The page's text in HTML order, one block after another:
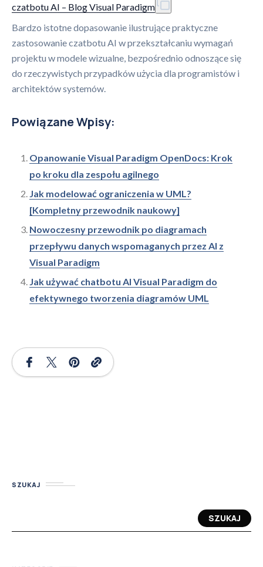
czatbotu AI – Blog Visual Paradigm
Bardzo istotne dopasowanie ilustrujące praktyczne
zastosowanie czatbotu AI w przekształcaniu wymagań
projektu w modele wizualne, bezpośrednio odnoszące się
do rzeczywistych przypadków użycia dla programistów i
architektów systemów.
Powiązane Wpisy:
Opanowanie Visual Paradigm OpenDocs: Krok
po kroku dla zespołu agilnego
Jak modelować ograniczenia w UML?
[Kompletny przewodnik naukowy]
Nowoczesny przewodnik po diagramach
przepływu danych wspomaganych przez AI z
Visual Paradigm
Jak używać chatbotu AI Visual Paradigm do
efektywnego tworzenia diagramów UML
SZUKAJ
SZUKAJ